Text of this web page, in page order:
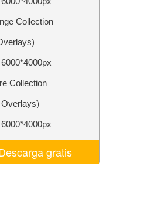
Collection
Collection
Overlays)
gratis